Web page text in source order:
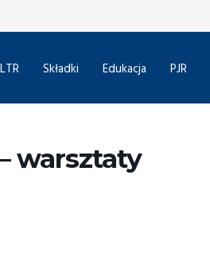
Składki Edukacja PJR
warsztaty